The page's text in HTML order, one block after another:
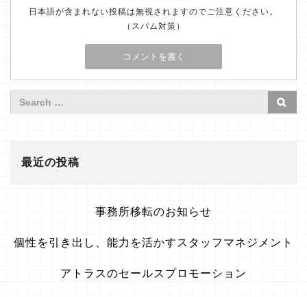
日本語が含まれない投稿は無視されますのでご注意ください。
（スパム対策）
最近の投稿
事務所移転のお知らせ
個性を引き出し、能力を活かすスタッフマネジメント
アトラスのセールスプロモーション